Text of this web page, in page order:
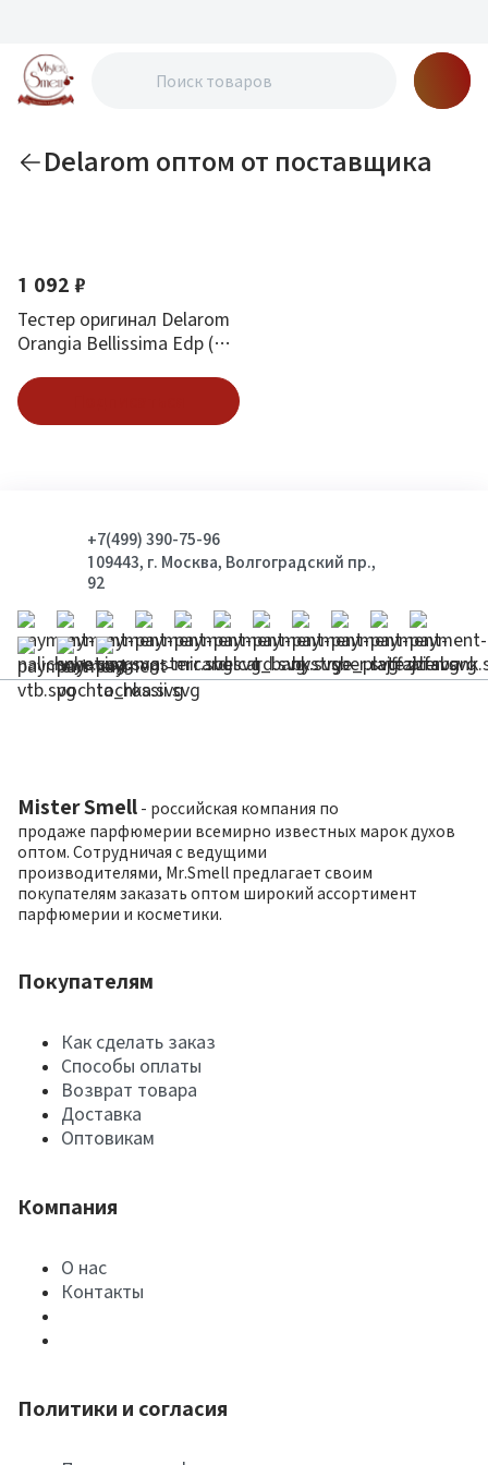
Delarom оптом от поставщика
1 092 ₽
Тестер оригинал Delarom
Orangia Bellissima Edp (W)
+7(499) 390-75-96
109443, г. Москва, Волгоградский пр.,
92
Mister Smell - российская компания по
продаже парфюмерии всемирно известных марок духов
оптом. Сотрудничая с ведущими
производителями, Mr.Smell предлагает своим
покупателям заказать оптом широкий ассортимент
парфюмерии и косметики.
Покупателям
Как сделать заказ
Способы оплаты
Возврат товара
Доставка
Оптовикам
Компания
О нас
Контакты
Политики и согласия